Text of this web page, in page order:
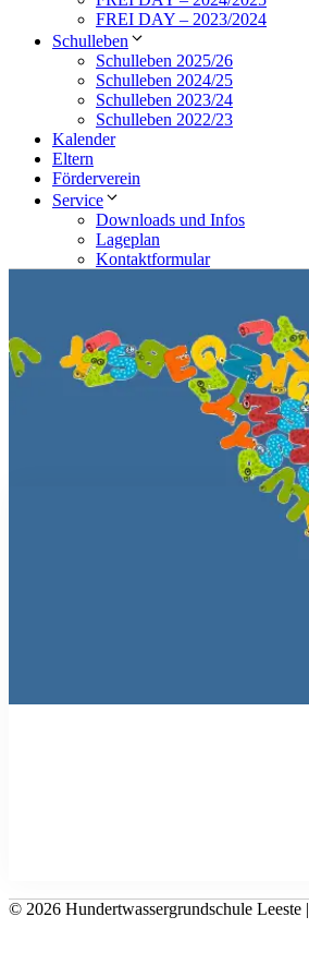
FREI DAY – 2023/2024
Schulleben
Schulleben 2025/26
Schulleben 2024/25
Schulleben 2023/24
Schulleben 2022/23
Kalender
Eltern
Förderverein
Service
Downloads und Infos
Lageplan
Kontaktformular
© 2026 Hundertwassergrundschule Leeste |